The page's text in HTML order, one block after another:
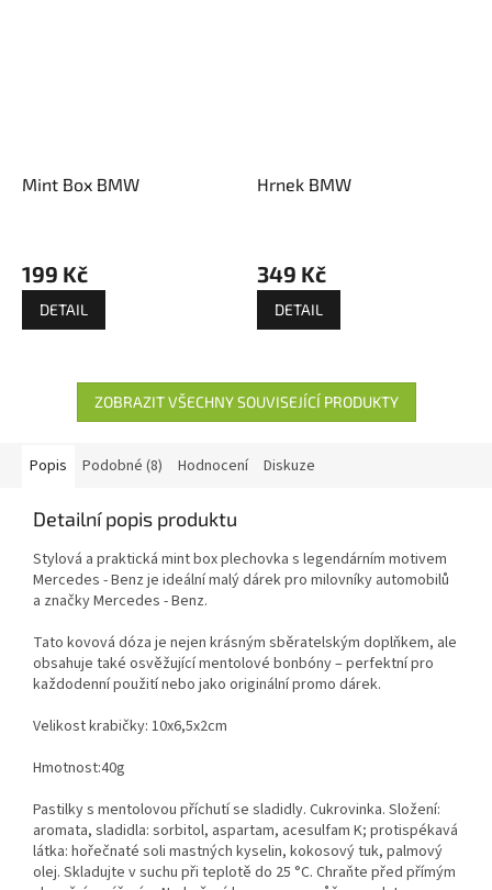
Mint Box BMW
199 Kč
DETAIL
Hrnek BMW
349 Kč
DETAIL
ZOBRAZIT VŠECHNY SOUVISEJÍCÍ PRODUKTY
Popis Podobné (8) Hodnocení Diskuze
Detailní popis produktu
Stylová a praktická mint box plechovka s legendárním motivem
Mercedes - Benz je ideální malý dárek pro milovníky automobilů
a značky Mercedes - Benz.
Tato kovová dóza je nejen krásným sběratelským doplňkem, ale
obsahuje také osvěžující mentolové bonbóny – perfektní pro
každodenní použití nebo jako originální promo dárek.
Velikost krabičky: 10x6,5x2cm
Hmotnost:40g
Pastilky s mentolovou příchutí se sladidly. Cukrovinka. Složení:
aromata, sladidla: sorbitol, aspartam, acesulfam K; protispékavá
látka: hořečnaté soli mastných kyselin, kokosový tuk, palmový
olej. Skladujte v suchu při teplotě do 25 °C. Chraňte před přímým